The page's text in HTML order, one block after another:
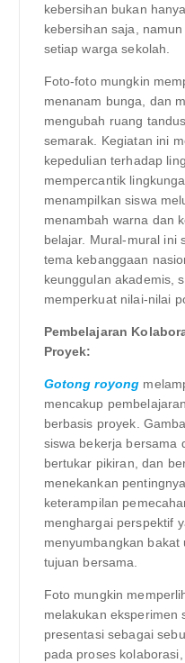
kebersihan bukan
kebersihan saja,
setiap warga sekolah.
Foto-foto mungkin
menanam bunga, dan
mengubah ruang
semarak. Kegiatan ini
kepedulian terhadap
mempercantik
menampilkan siswa
menambah warna dan
belajar. Mural-mural ini
tema kebanggaan
keunggulan akademis,
memperkuat nilai-nilai
Pembelajaran
Proyek:
Gotong royong
mencakup
berbasis proyek.
siswa bekerja bersama
bertukar pikiran, dan
menekankan
keterampilan
menghargai perspektif
menyumbangkan
tujuan bersama.
Foto mungkin
melakukan eksperimen
presentasi sebagai
pada proses